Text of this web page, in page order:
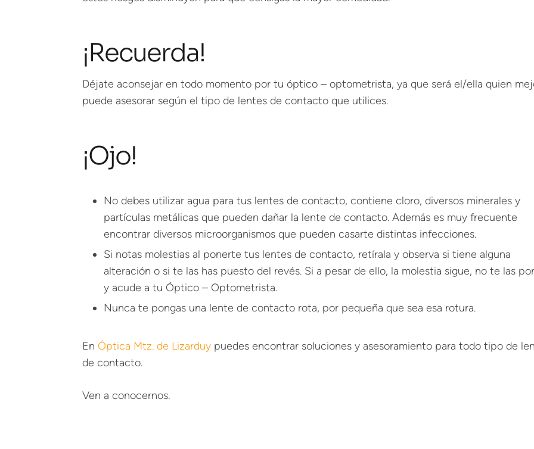
¡Recuerda!
Déjate aconsejar en todo momento por tu óptico – optometrista, ya que será el/ella quien
puede asesorar según el tipo de lentes de contacto que utilices.
¡Ojo!
No debes utilizar agua para tus lentes de contacto, contiene cloro, diversos minerales y
partículas metálicas que pueden dañar la lente de contacto. Además es muy frecuente
encontrar diversos microorganismos que pueden casarte distintas infecciones.
Si notas molestias al ponerte tus lentes de contacto, retírala y observa si tiene alguna
alteración o si te las has puesto del revés. Si a pesar de ello, la molestia sigue, no te las
y acude a tu Óptico – Optometrista.
Nunca te pongas una lente de contacto rota, por pequeña que sea esa rotura.
En Óptica Mtz. de Lizarduy puedes encontrar soluciones y asesoramiento para todo tipo de
de contacto.
Ven a conocernos.